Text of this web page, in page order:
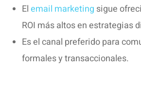
Elemail marketing sigue
ROI más altos en estrategias
Es el canal preferido para
formales y transaccionales.